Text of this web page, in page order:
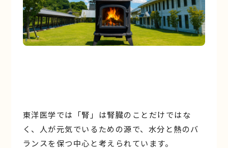
東洋医学では「腎」は腎臓のことだけではな
く、人が元気でいるための源で、水分と熱のバ
ランスを保つ中心と考えられています。